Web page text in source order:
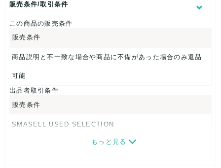
表記サイズ：F
着丈：約36cm
股下：約67cm
【 素材・成分 】
素材タグを撮影しておりますので、ご確認くださいませ。
【 商品札 】
なし
販売条件/取引条件
この商品の販売条件
販売条件
商品説明と不一致な場合や商品に不備があった場合のみ返品
可能
出品者取引条件
販売条件
SMASELL USED SELECTION
画像ダウンロードなので、転売にも最適♪
もっと見る